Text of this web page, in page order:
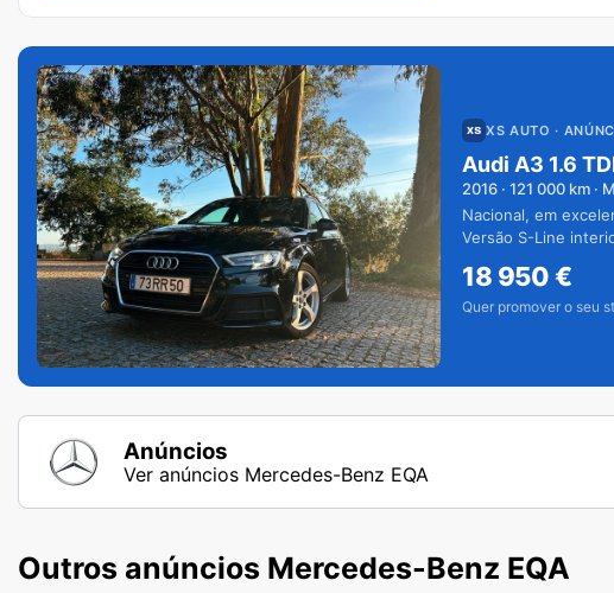
XS AUTO ·
Audi A3 1.6
2016 · 121 000 km ·
Nacional, em
Versão S-Line
18 950€
Quer promover o seu
Anúncios
Ver anúncios Mercedes-Benz EQA
Outros anúncios Mercedes-Benz EQA